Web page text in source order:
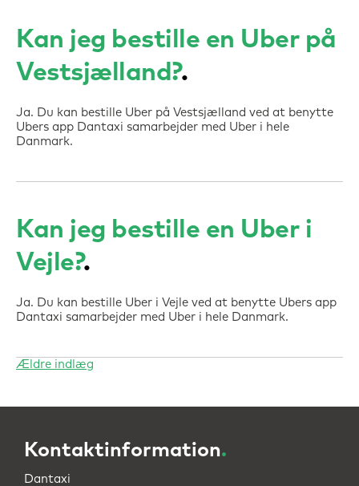
Kan jeg bestille en Uber på
Vestsjælland?
Ja. Du kan bestille Uber på Vestsjælland ved at benytte
Ubers app Dantaxi samarbejder med Uber i hele
Danmark.
Kan jeg bestille en Uber i
Vejle?
Ja. Du kan bestille Uber i Vejle ved at benytte Ubers app
Dantaxi samarbejder med Uber i hele Danmark.
Navigation
til
indlæg
Ældre indlæg
Kontaktinformation.
Dantaxi